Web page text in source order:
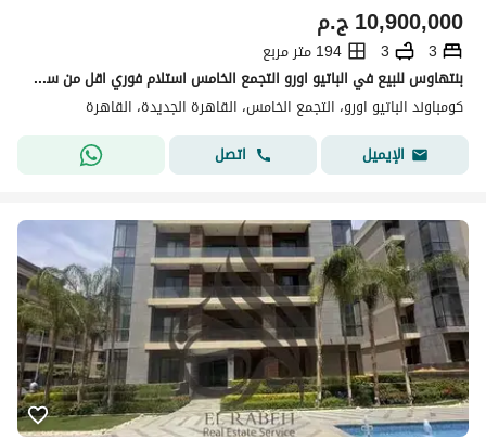
ج.م10,900,000
3
3
194 متر مربع
بنتهاوس للبيع في الباتيو اورو التجمع الخامس استلام فوري اقل من سعر السوق موقع مميز Elpatio Oro
كومباوند الباتيو اورو، التجمع الخامس، القاهرة الجديدة، القاهرة
الإيميل
اتصل